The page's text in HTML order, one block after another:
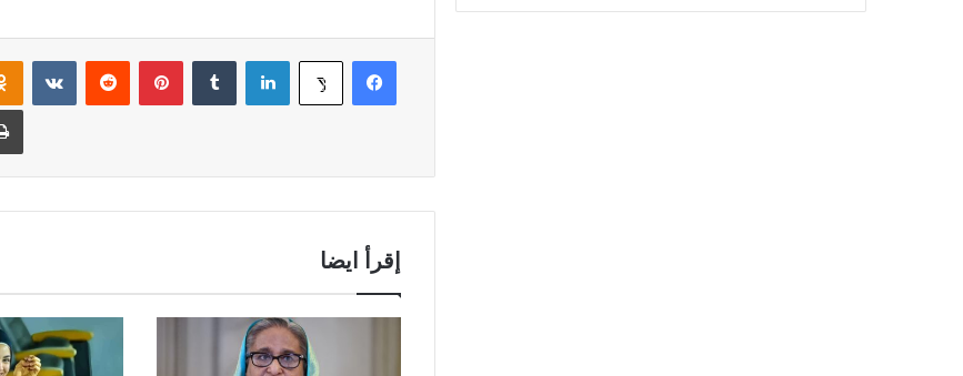
فيسبوك ‫X لينكدإن بينتيريست
إقرأ ايضا